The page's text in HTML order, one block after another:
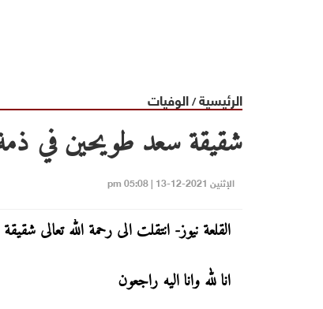
الرئيسية/الوفيات
شقيقة سعد طويحين في ذمة
الإثنين 2021-12-13 | 05:08 pm
القلعة نيوز- انتقلت الى رحمة الله تعالى
انا لله وانا اليه راجعون